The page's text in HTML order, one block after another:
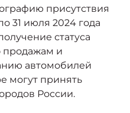
седан
000 ₽*
3 с ручным
(РУ)
присутствия
31 июля 2024 года
статуса
продажам и
автомобилей
могут принять
России.